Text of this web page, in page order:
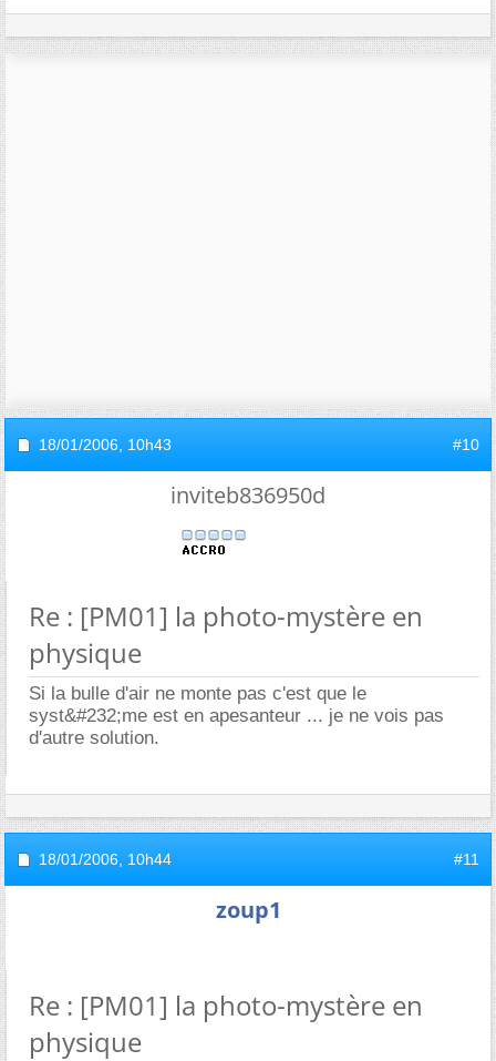
18/01/2006, 10h43 #10
inviteb836950d
Re : [PM01] la photo-mystère en
physique
Si la bulle d'air ne monte pas c'est que le
syst&#232;me est en apesanteur ... je ne vois pas
d'autre solution.
18/01/2006, 10h44 #11
zoup1
Re : [PM01] la photo-mystère en
physique